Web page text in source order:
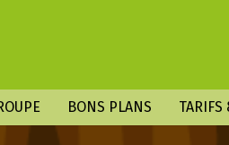
BONS PLANS TARIFS